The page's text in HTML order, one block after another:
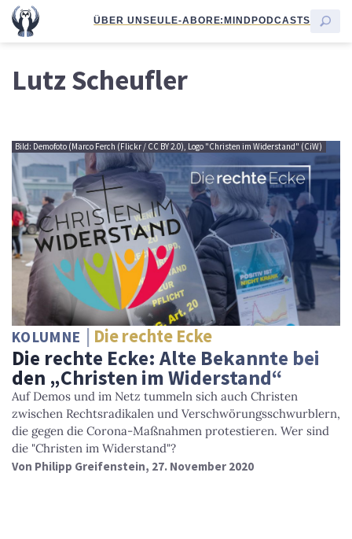
ÜBER UNSEULE-ABORE:MINDPODCASTS
Lutz Scheufler
Bild: Demofoto (Marco Ferch (Flickr / CC BY 2.0), Logo "Christen im Widerstand" (CiW)
KOLUMNE Die rechte Ecke
Die rechte Ecke: Alte Bekannte bei
den „Christen im Widerstand“
Auf Demos und im Netz tummeln sich auch Christen
zwischen Rechtsradikalen und Verschwörungsschwurblern,
die gegen die Corona-Maßnahmen protestieren. Wer sind
die "Christen im Widerstand"?
Von Philipp Greifenstein, 27. November 2020